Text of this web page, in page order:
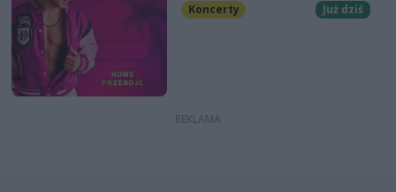
Koncerty Już dziś